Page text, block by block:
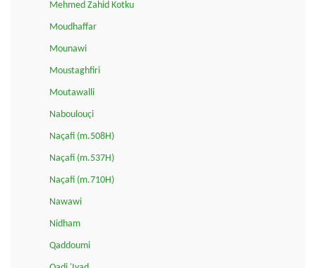
Mehmed Zahid Kotku
Moudhaffar
Mounawi
Moustaghfiri
Moutawalli
Naboulouçi
Naçafi (m.508H)
Naçafi (m.537H)
Naçafi (m.710H)
Nawawi
Nidham
Qaddoumi